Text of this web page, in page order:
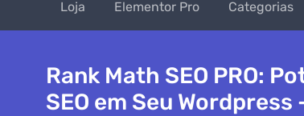
Loja Elementor Pro Categorias
Rank Math SEO PRO:
SEO em Seu Wordpress